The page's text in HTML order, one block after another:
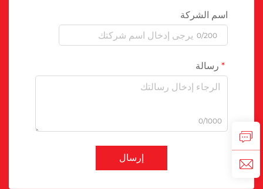
اسم الشركة
0/200
رسالة
0/1000
إرسال